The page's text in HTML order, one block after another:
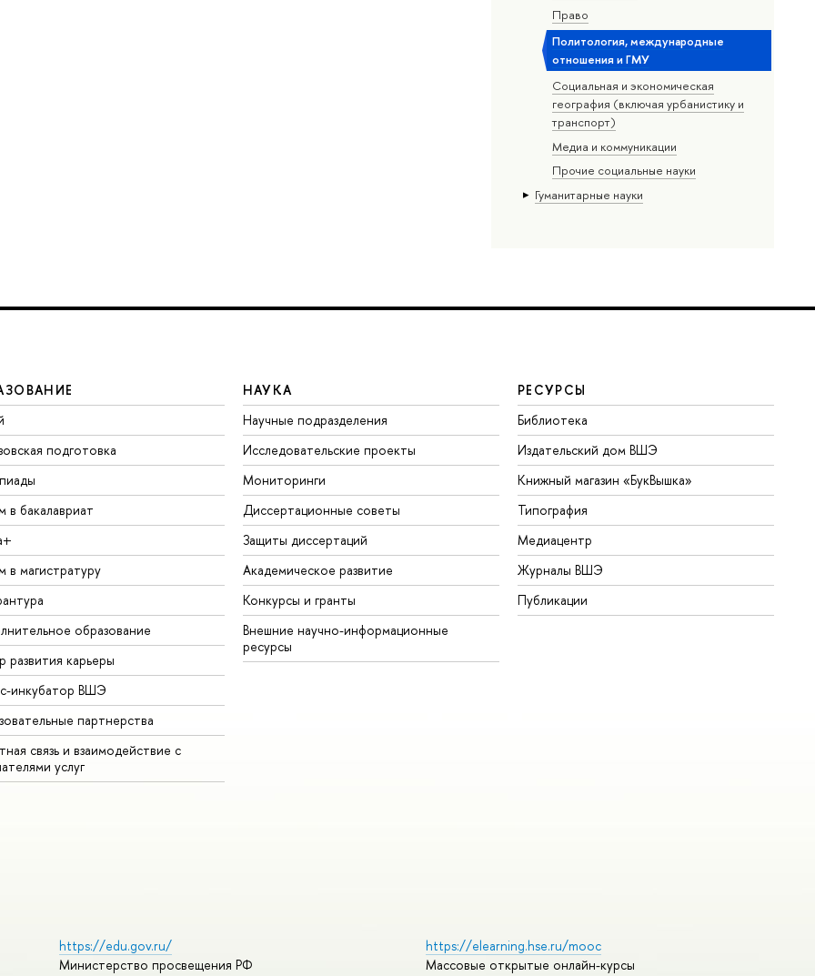
Право
Политология, международные
отношения и ГМУ
Социальная и экономическая
география (включая урбанистику и
транспорт)
Медиа и коммуникации
Прочие социальные науки
Гуманитарные науки
подготовка
в бакалавриат
в магистратуру
образование
развития карьеры
инкубатор ВШЭ
партнерства
связь и взаимодействие с
услуг
НАУКА
Научные подразделения
Исследовательские проекты
Мониторинги
Диссертационные советы
Защиты диссертаций
Академическое развитие
Конкурсы и гранты
Внешние научно-информационные
ресурсы
РЕСУРСЫ
Библиотека
Издательский дом ВШЭ
Книжный магазин «БукВышка»
Типография
Медиацентр
Журналы ВШЭ
Публикации
https://edu.gov.ru/
Министерство просвещения РФ
https://elearning.hse.ru/mooc
Массовые открытые онлайн-курсы